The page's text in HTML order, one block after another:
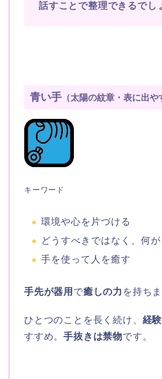
話すことで整理できるでし
青い手 （太陽の紋章・表に出や
キーワード
環境や心を片づける
どうすべきではなく、何
手を使って人を癒す
手先が器用 で癒しの力 を持ちま
ひとつのことを長く続け、 経
すすめ。手抜きは禁物です。